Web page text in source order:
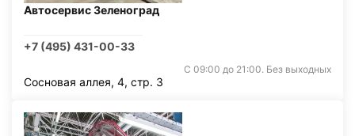
Автосервис Зеленоград
+7 (495) 431-00-33
С 09:00 до 21:00. Без выходных
Сосновая аллея, 4, стр. 3